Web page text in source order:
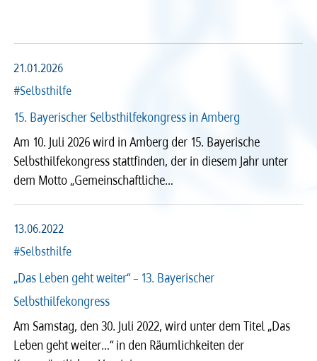
Service & Kontakt
Service & Kontakt
Nachrichten
Seiten
Beliebige Zeit
2026 2025 2024
21.01.2026
#Selbsthilfe
15. Bayerischer Selbsthilfekongress in Amberg
Am 10. Juli 2026 wird in Amberg der 15. Bayerische
Selbsthilfekongress stattfinden, der in diesem Jahr unter
dem Motto „Gemeinschaftliche…
13.06.2022
#Selbsthilfe
„Das Leben geht weiter“ – 13. Bayerischer
Selbsthilfekongress
Am Samstag, den 30. Juli 2022, wird unter dem Titel „Das
Leben geht weiter…“ in den Räumlichkeiten der